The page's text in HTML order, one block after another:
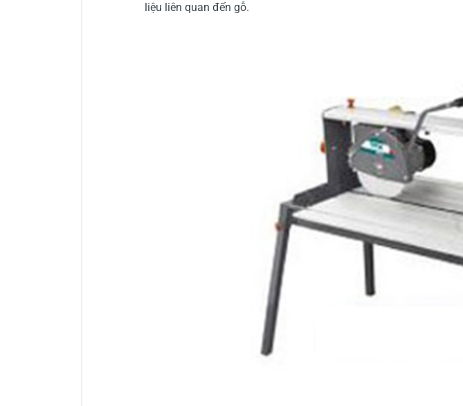
liệu liên quan đến gỗ.